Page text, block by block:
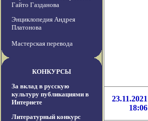
Гайто Газданова
Энциклопедия Андрея
Платонова
Мастерская перевода
КОНКУРСЫ
За вклад в русскую
культуру публикациями в
Интернете
Литературный конкурс
23.11.2021
18:06